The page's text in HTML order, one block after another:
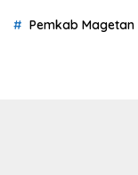
Pemkab Magetan